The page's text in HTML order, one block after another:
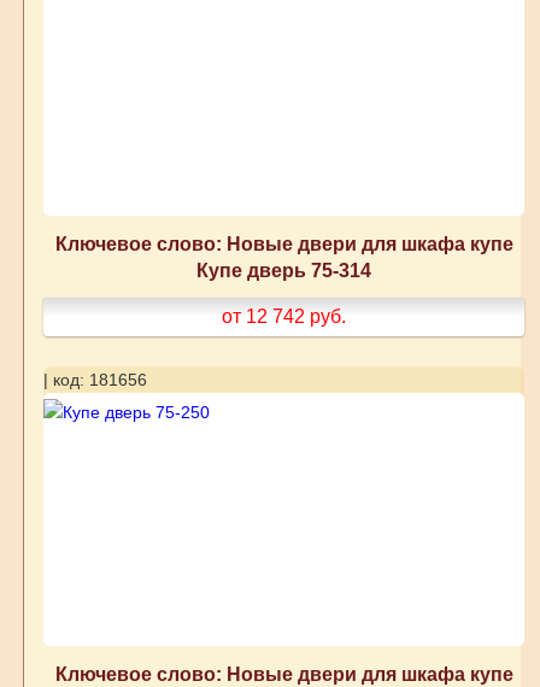
Ключевое слово: Новые двери для шкафа купе
Купе дверь 75-314
от 12 742 руб.
| код: 181656
Ключевое слово: Новые двери для шкафа купе